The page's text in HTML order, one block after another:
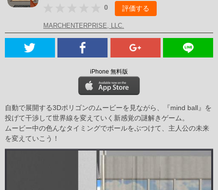
0 評価する
MARCHENTERPRISE, LLC.
iPhone 無料版
自動で展開する3Dポリゴンのムービーを見ながら、『mind ball』を
投げて干渉して世界線を変えていく新感覚の謎解きゲーム。
ムービー中の色んなタイミングでボールをぶつけて、主人公の未来
を変えていこう！